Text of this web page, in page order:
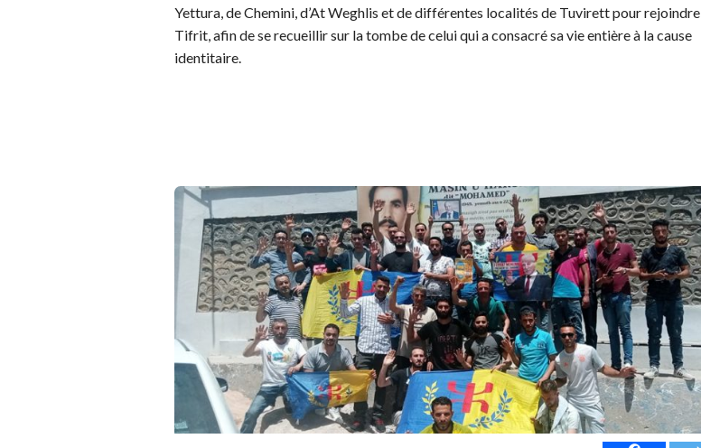
Yettura, de Chemini, d’At Weghlis et de différentes localités de Tuvirett pour rejoindre
Tifrit, afin de se recueillir sur la tombe de celui qui a consacré sa vie entière à la cause
identitaire.